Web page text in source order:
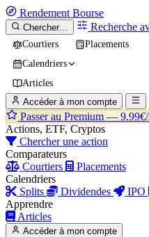
Rendement Bourse
Chercher… Recherche
Courtiers
Placements
Calendriers
Articles
Accéder à mon compte
Passer au Premium —
Actions, ETF, Cryptos
Chercher une action
Comparateurs
Courtiers
Placements
Calendriers
Splits
Dividendes IPO
Apprendre
Articles
Accéder à mon compte